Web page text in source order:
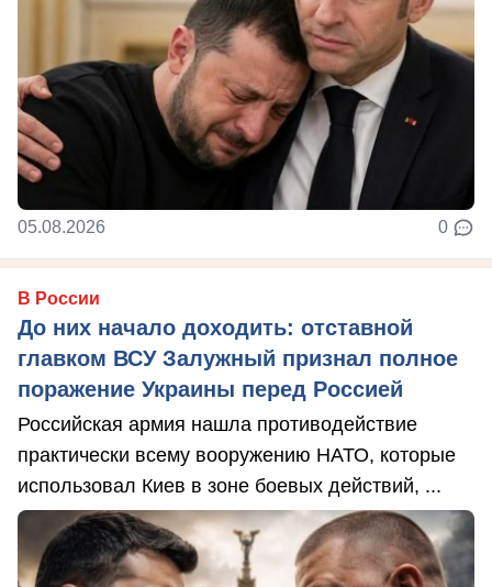
05.08.2026 0
В России
До них начало доходить: отставной
главком ВСУ Залужный признал полное
поражение Украины перед Россией
Российская армия нашла противодействие
практически всему вооружению НАТО, которые
использовал Киев в зоне боевых действий, ...